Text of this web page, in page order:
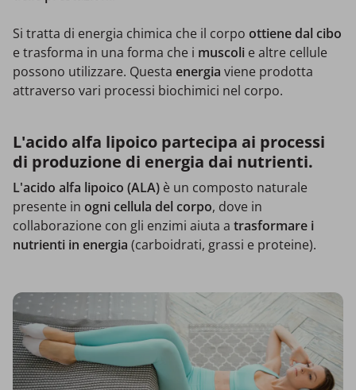
Si tratta di energia chimica che il corpo ottiene dal cibo
e trasforma in una forma che i muscoli e altre cellule
possono utilizzare. Questa energia viene prodotta
attraverso vari processi biochimici nel corpo.
L'acido alfa lipoico partecipa ai processi
di produzione di energia dai nutrienti.
L'acido alfa lipoico (ALA) è un composto naturale
presente in ogni cellula del corpo, dove in
collaborazione con gli enzimi aiuta a trasformare i
nutrienti in energia (carboidrati, grassi e proteine).